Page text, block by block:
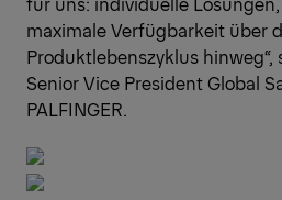
maximale Verfügbarkeit über
Produktlebenszyklus hinweg“,
Senior Vice President Global
PALFINGER.